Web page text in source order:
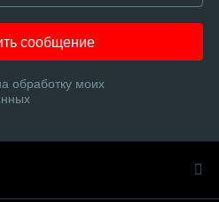
сообщение
обработку моих